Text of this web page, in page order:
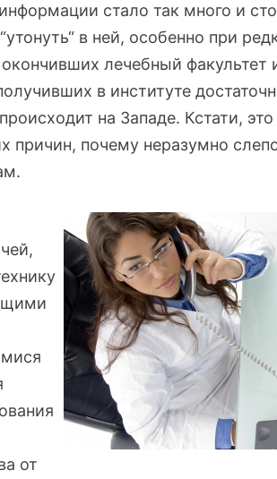
стало так много и
в ней, особенно при
лечебный факультет
в институте
на Западе. Кстати, это
почему неразумно
от